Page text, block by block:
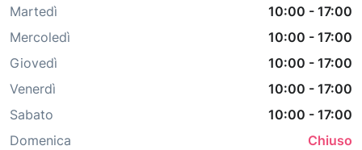
Martedì
10:00 - 17:00
Mercoledì
10:00 - 17:00
Giovedì
10:00 - 17:00
Venerdì
10:00 - 17:00
Sabato
10:00 - 17:00
Domenica
Chiuso